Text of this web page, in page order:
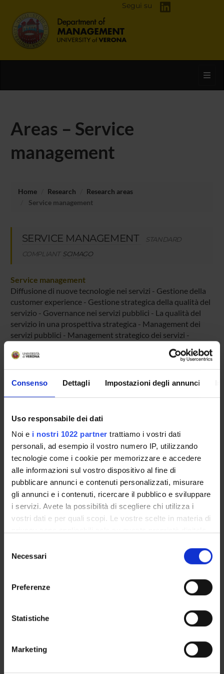
Consenso Dettagli Impostazioni degli annunci
Uso responsabile dei dati
Noi e i nostri 1022 partner trattiamo i vostri dati
personali, ad esempio il vostro numero IP, utilizzando
tecnologie come i cookie per memorizzare e accedere
alle informazioni sul vostro dispositivo al fine di
pubblicare annunci e contenuti personalizzati, misurare
gli annunci e i contenuti, ricercare il pubblico e sviluppare
i servizi. Avete la possibilità di scegliere chi utilizza i
vostri dati e per quali scopi. Le vostre scelte in materia di
modificare o revocare il proprio consenso in qualsiasi
momento dalla Dichiarazione sui cookie o facendo clic
raccogliere informazioni sulla tua posizione
geografica, con un'approssimazione di qualche
Identificare il tuo dispositivo, scansionandolo
delNecessari
Preferenze
Statistiche
Marketing
Segui su
Areas – Service
management
Home Research
Research areas
Service management
SERVICE MANAGEMENT
STANDARD
COMPLIANT SCIMAGO
Service management
Diffusione di nuove tecnologie nei servizi - Gestione della
customer experience - Gestione strategica della qualità del
servizio - Governance nei servizi pubblici - La qualità del
servizio in una prospettiva strategica - Management dei
servizi pubblici - Management strategico dei servizi -
Qualità nei servizi - Servitization e service logic
ACTIVITIES
RESEARCH GROUPS
PHD PROGRAMMES
RESEARCH FACILITIES
CENTRES
People
Calendar